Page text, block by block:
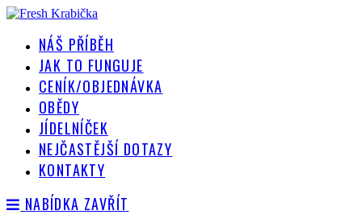
Přejít
obsahuNÁŠ PŘÍBĚH
JAK TO FUNGUJE
CENÍK/OBJEDNÁVKA
OBĚDY
JÍDELNÍČEK
NEJČASTĚJŠÍ DOTAZY
KONTAKTY
NABÍDKA ZAVŘÍT